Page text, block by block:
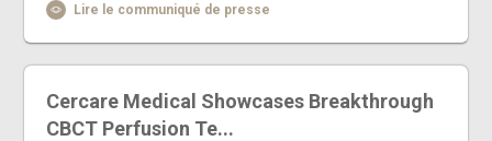
Lire le communiqué de presse
Cercare Medical Showcases Breakthrough
CBCT Perfusion Te...